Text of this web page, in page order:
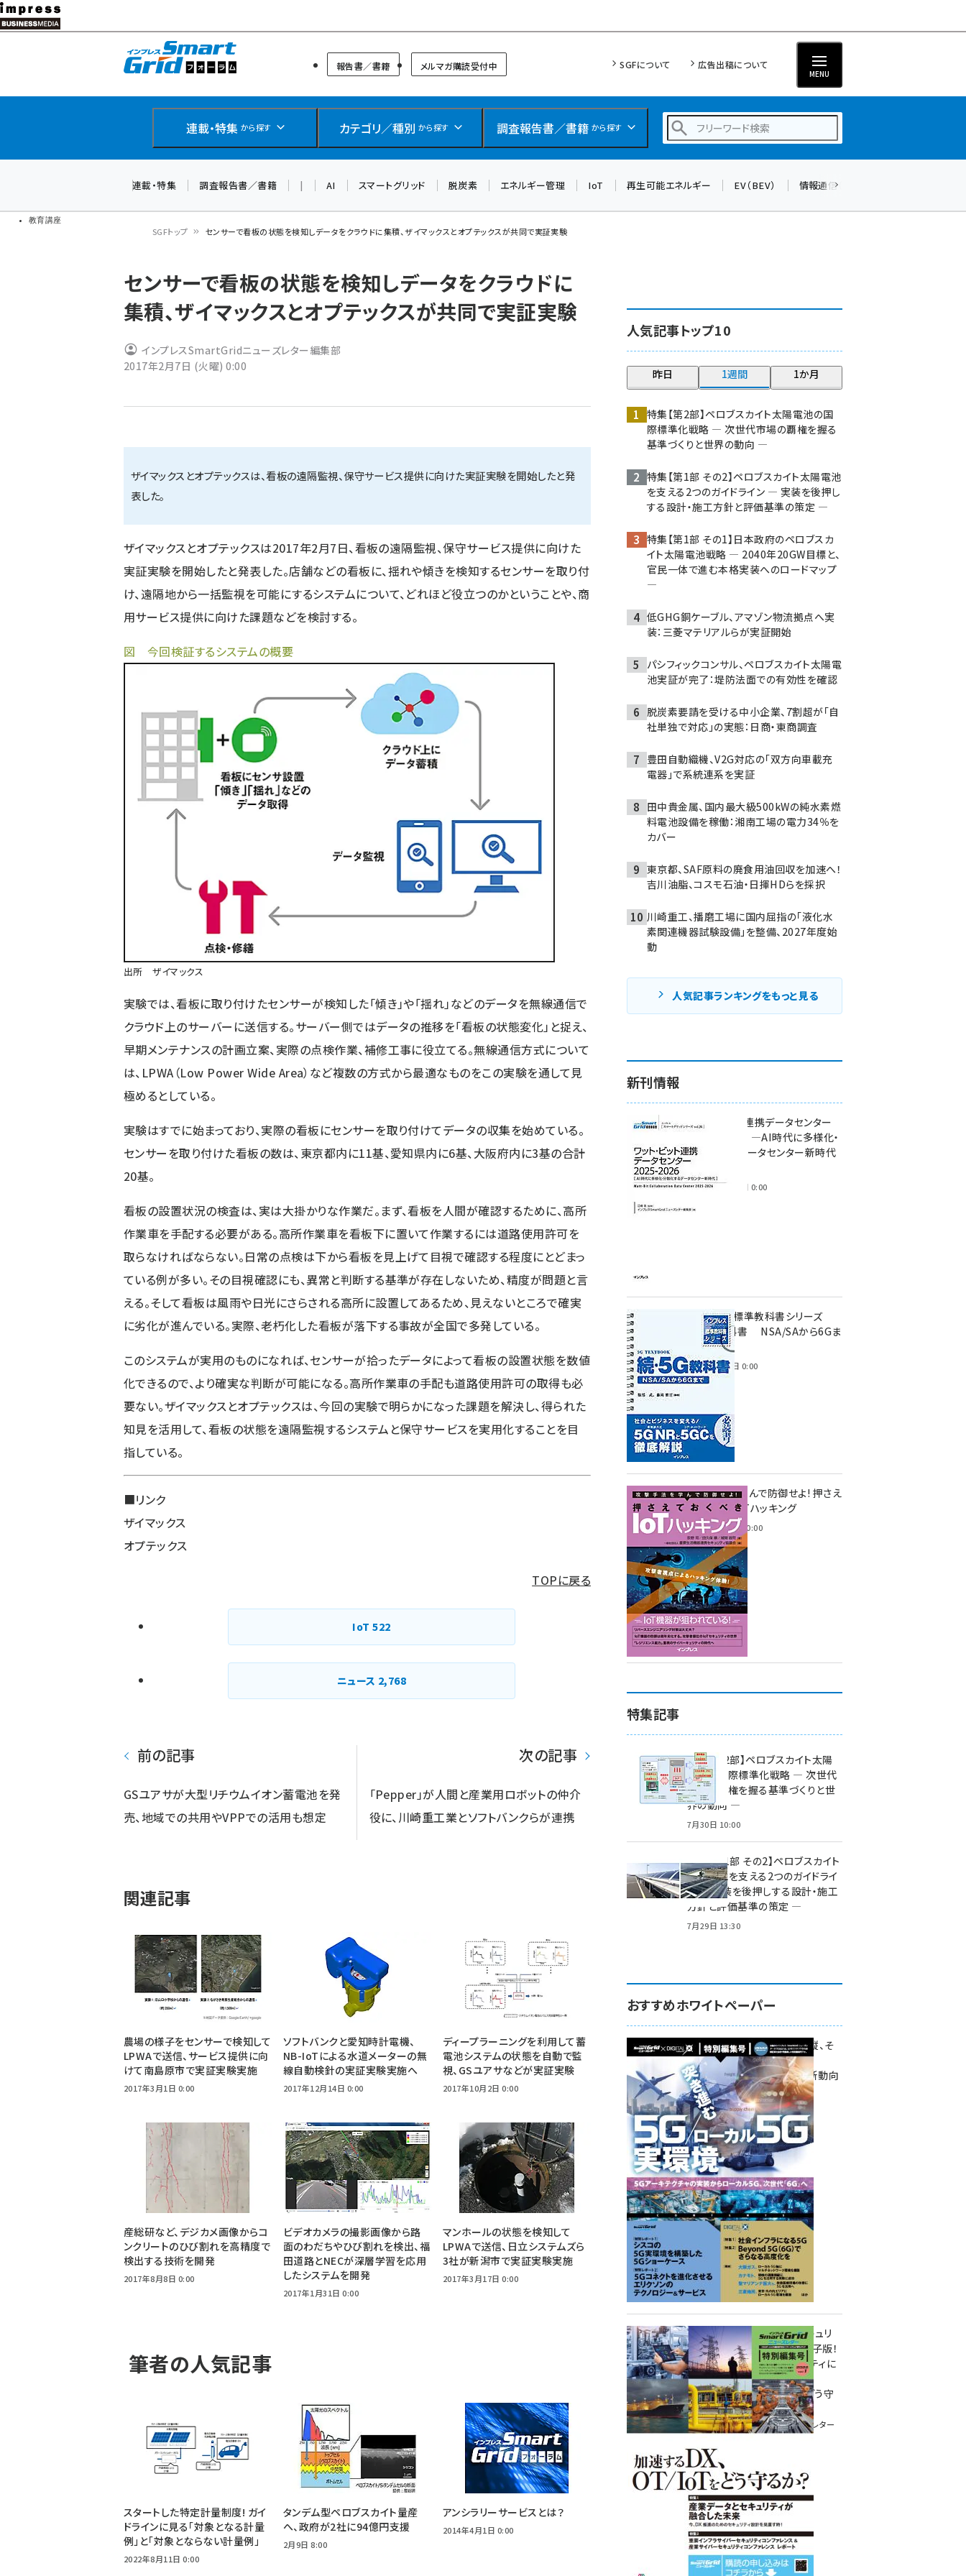
メ
イ
教育講座
スマートグリッドフォーラム
報告書／書籍 メルマガ購読受付中 SGFについて 広告出稿について
MENU
連載・特集 から探す カテゴリ／種別 から探す 調査報告書／書籍 から探す
ngn (262)
大串 (210)
aitras (176)
タンデム (140)
連載・特集 調査報告書／書籍 | AI スマートグリッド 脱炭素 エネルギー管理 IoT 再生可能エネルギー EV（BEV） 情報通信（ICT）
ン
く
ず
SGFトップ センサーで看板の状態を検知しデータをクラウドに集積、ザイマックスとオプテックスが共同で実証実験
センサーで看板の状態を検知しデータをクラウドに
集積、ザイマックスとオプテックスが共同で実証実験
インプレスSmartGridニューズレター編集部
2017年2月7日 (火曜) 0:00
ザイマックスとオプテックスは、看板の遠隔監視、保守サービス提供に向けた実証実験を開始したと発
表した。
ザイマックスとオプテックスは2017年2月7日、看板の遠隔監視、保守サービス提供に向けた
実証実験を開始したと発表した。店舗などの看板に、揺れや傾きを検知するセンサーを取り付
け、遠隔地から一括監視を可能にするシステムについて、どれほど役立つのかということや、商
用サービス提供に向けた課題などを検討する。
図 今回検証するシステムの概要
出所 ザイマックス
実験では、看板に取り付けたセンサーが検知した「傾き」や「揺れ」などのデータを無線通信で
クラウド上のサーバーに送信する。サーバー側ではデータの推移を「看板の状態変化」と捉え、
早期メンテナンスの計画立案、実際の点検作業、補修工事に役立てる。無線通信方式について
は、LPWA（Low Power Wide Area）など複数の方式から最適なものをこの実験を通して見
極めるとしている。
実験はすでに始まっており、実際の看板にセンサーを取り付けてデータの収集を始めている。
センサーを取り付けた看板の数は、東京都内に11基、愛知県内に6基、大阪府内に3基の合計
20基。
看板の設置状況の検査は、実は大掛かりな作業だ。まず、看板を人間が確認するために、高所
作業車を手配する必要がある。高所作業車を看板下に置いて作業するには道路使用許可を
取らなければならない。日常の点検は下から看板を見上げて目視で確認する程度にとどまっ
ている例が多い。その目視確認にも、異常と判断する基準が存在しないため、精度が問題と言
える。そして看板は風雨や日光にさらされる高所に設置してあるため、見えないところで確実
に劣化が進んでいる。実際、老朽化した看板が落下する事故が全国で多発している。
このシステムが実用のものになれば、センサーが拾ったデータによって看板の設置状態を数値
化できるので、より確実な判断が可能になる。高所作業車の手配も道路使用許可の取得も必
要ない。ザイマックスとオプテックスは、今回の実験で明らかになった課題を解決し、得られた
知見を活用して、看板の状態を遠隔監視するシステムと保守サービスを実用化することを目
指している。
■リンク
ザイマックス
オプテックス
TOPに戻る
IoT522
ニュース 2,768
前の記事
GSユアサが大型リチウムイオン蓄電池を発
売、地域での共用やVPPでの活用も想定
次の記事
「Pepper」が人間と産業用ロボットの仲介
役に、川崎重工業とソフトバンクらが連携
関連記事
農場の様子をセンサーで検知して
LPWAで送信、サービス提供に向
けて南島原市で実証実験実施
2017年3月1日 0:00
ソフトバンクと愛知時計電機、
NB-IoTによる水道メーターの無
線自動検針の実証実験実施へ
2017年12月14日 0:00
ディープラーニングを利用して蓄
電池システムの状態を自動で監
視、GSユアサなどが実証実験
2017年10月2日 0:00
産総研など、デジカメ画像からコ
ンクリートのひび割れを高精度で
検出する技術を開発
2017年8月8日 0:00
ビデオカメラの撮影画像から路
面のわだちやひび割れを検出、福
田道路とNECが深層学習を応用
したシステムを開発
2017年1月31日 0:00
マンホールの状態を検知して
LPWAで送信、日立システムズら
3社が新潟市で実証実験実施
2017年3月17日 0:00
筆者の人気記事
スタートした特定計量制度! ガイ
ドラインに見る「対象となる計量
例」と「対象とならない計量例」
2022年8月11日 0:00
タンデム型ペロブスカイト量産
へ、政府が2社に94億円支援
2月9日 8:00
アンシラリーサービスとは？
2014年4月1日 0:00
人気記事トップ10
昨日 1週間 1か月
特集【第2部】ペロブスカイト太陽電池の国
際標準化戦略 ― 次世代市場の覇権を握る
基準づくりと世界の動向 ―
特集【第1部 その2】ペロブスカイト太陽電池
を支える2つのガイドライン ― 実装を後押し
する設計・施工方針と評価基準の策定 ―
特集【第1部 その1】日本政府のペロブスカ
イト太陽電池戦略 ― 2040年20GW目標と、
官民一体で進む本格実装へのロードマップ
―
低GHG銅ケーブル、アマゾン物流拠点へ実
装：三菱マテリアルらが実証開始
パシフィックコンサル、ペロブスカイト太陽電
池実証が完了：堤防法面での有効性を確認
脱炭素要請を受ける中小企業、7割超が「自
社単独で対応」の実態：日商・東商調査
豊田自動織機、V2G対応の「双方向車載充
電器」で系統連系を実証
田中貴金属、国内最大級500kWの純水素燃
料電池設備を稼働：湘南工場の電力34％を
カバー
東京都、SAF原料の廃食用油回収を加速へ！
吉川油脂、コスモ石油・日揮HDらを採択
川崎重工、播磨工場に国内屈指の「液化水
素関連機器試験設備」を整備、2027年度始
動
人気記事ランキングをもっと見る
新刊情報
ワット・ビット連携データセンター
2025-2026 ―AI時代に多様化・
分散化するデータセンター新時代
2025年11月28日 0:00
インプレス標準教科書シリーズ
続・5G教科書 NSA/SAから6Gま
2023年4月3日 0:00
攻撃手法を学んで防御せよ! 押さえ
ておくべきIoTハッキング
2022年6月14日 0:00
特集記事
特集【第2部】ペロブスカイト太陽
電池の国際標準化戦略 ― 次世代
市場の覇権を握る基準づくりと世
界の動向 ―
7月30日 10:00
特集【第1部 その2】ペロブスカイト
太陽電池を支える2つのガイドライ
ン ― 実装を後押しする設計・施工
方針と評価基準の策定 ―
7月29日 13:30
おすすめホワイトペーパー
環境対策、建機の遠隔操縦、そ
して医療。
次世代通信規格「5G」最新動向
をこの1冊で学ぶ
SmartGrid ニューズレター ×
DIGITAL X 特別編集号 2022
Summer
重要インフラサイバーセキュリ
ティコンファレンス特別電子版！
― 産業サイバーセキュリティに
関わる全ての方へ！ ―
加速するDX、OT/IoTをどう守
るか？
インプレス SmartGridニューズレター